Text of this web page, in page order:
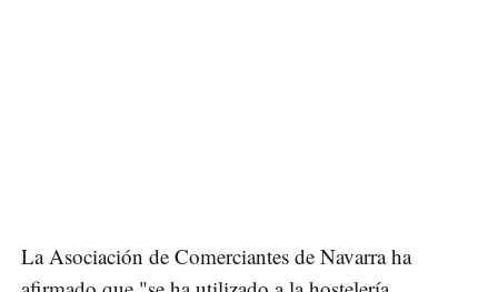
La Asociación de Comerciantes de Navarra ha